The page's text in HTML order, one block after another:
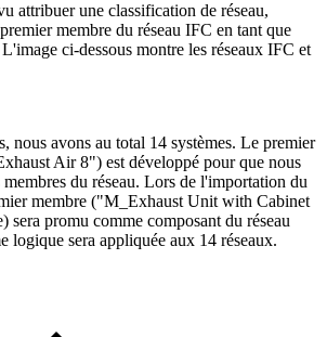
attribuer une classification de réseau,
membre du réseau IFC en tant que
ci-dessous montre les réseaux IFC et
nous avons au total 14 systèmes. Le premier
Air 8") est développé pour que nous
du réseau. Lors de l'importation du
membre ("M_Exhaust Unit with Cabinet
sera promu comme composant du réseau
logique sera appliquée aux 14 réseaux.